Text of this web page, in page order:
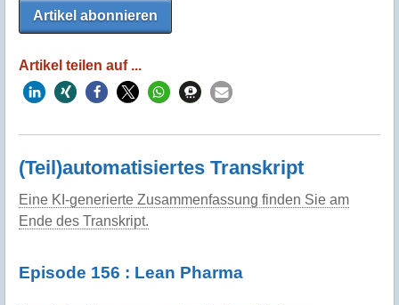
Artikel abonnieren
Artikel teilen auf ...
(Teil)automatisiertes Transkript
Eine KI-generierte Zusammenfassung finden Sie am
Ende des Transkript.
Episode 156 : Lean Pharma